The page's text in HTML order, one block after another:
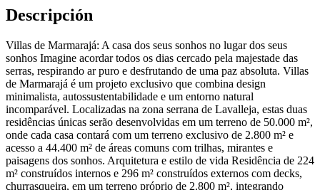
Descripción
Villas de Marmarajá: A casa dos seus sonhos no lugar dos seus
sonhos Imagine acordar todos os dias cercado pela majestade das
serras, respirando ar puro e desfrutando de uma paz absoluta. Villas
de Marmarajá é um projeto exclusivo que combina design
minimalista, autossustentabilidade e um entorno natural
incomparável. Localizadas na zona serrana de Lavalleja, estas duas
residências únicas serão desenvolvidas em um terreno de 50.000 m²,
onde cada casa contará com um terreno exclusivo de 2.800 m² e
acesso a 44.400 m² de áreas comuns com trilhas, mirantes e
paisagens dos sonhos. Arquitetura e estilo de vida Residência de 224
m² construídos internos e 296 m² construídos externos com decks,
churrasqueira, em um terreno próprio de 2.800 m², integrando